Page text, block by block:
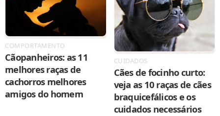
COMPORTAMENTO
Cãopanheiros: as 11
melhores raças de
cachorros melhores
amigos do homem
CUIDADOS
Cães de focinho curto:
veja as 10 raças de cães
braquicefálicos e os
cuidados necessários